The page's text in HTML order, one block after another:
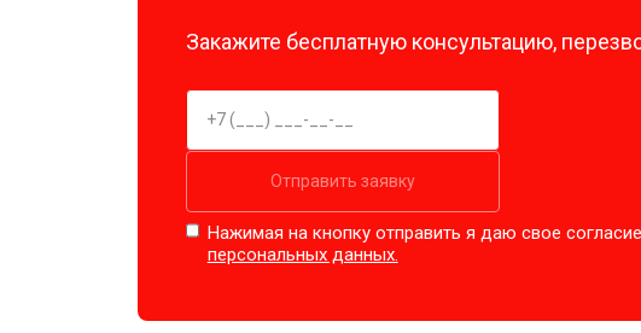
Закажите бесплатную консультацию,
Отправить заявку
Нажимая на кнопку отправить я даю свое
персональных данных.